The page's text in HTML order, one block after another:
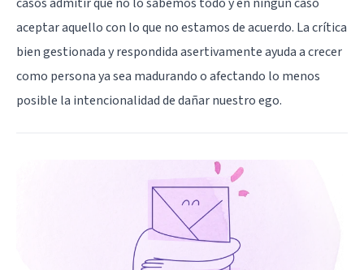
aceptar aquello con lo que no estamos de acuerdo. La crítica
bien gestionada y respondida asertivamente ayuda a crecer
como persona ya sea madurando o afectando lo menos
posible la intencionalidad de dañar nuestro ego.